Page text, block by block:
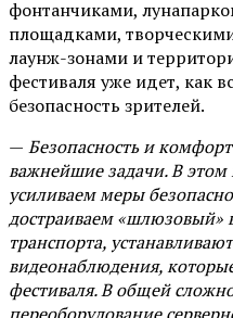
фонтанчиками,
площадками,
лаунж-зонами и
фестиваля уже идет, как
безопасность зрителей.
— Безопасность и
важнейшие задачи. В
усиливаем меры
достраиваем «шлюзовый»
транспорта,
видеонаблюдения,
фестиваля. В общей